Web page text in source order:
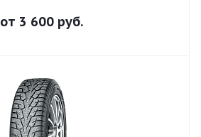
от 3 600руб.